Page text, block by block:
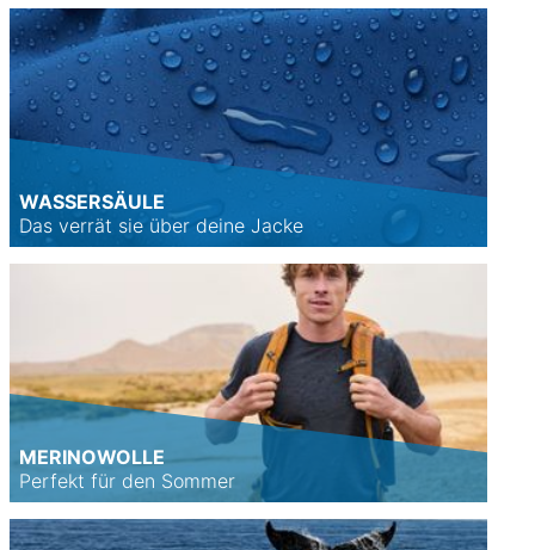
WASSERSÄULE
Das verrät sie über deine Jacke
MERINOWOLLE
Perfekt für den Sommer